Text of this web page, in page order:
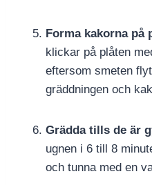
Forma kakorna på
klickar på plåten
eftersom smeten
gräddningen och
Grädda tills de är
ugnen i 6 till 8
och tunna med en